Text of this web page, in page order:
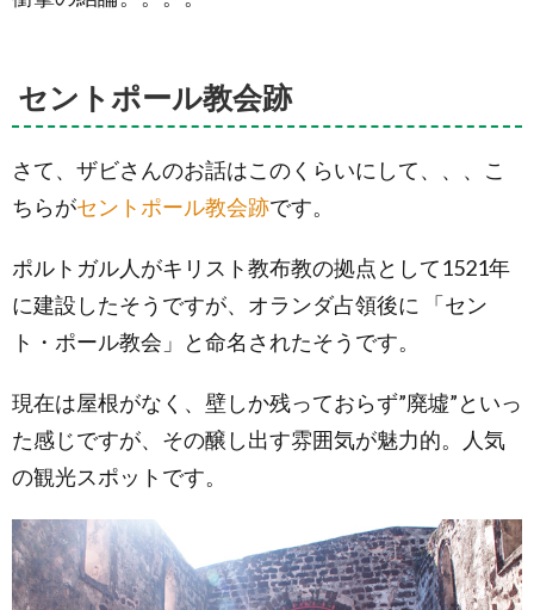
セントポール教会跡
さて、ザビさんのお話はこのくらいにして、、、こ
ちらがセントポール教会跡です。
ポルトガル人がキリスト教布教の拠点として1521年
に建設したそうですが、オランダ占領後に 「セン
ト・ポール教会」と命名されたそうです。
現在は屋根がなく、壁しか残っておらず”廃墟”といっ
た感じですが、その醸し出す雰囲気が魅力的。人気
の観光スポットです。